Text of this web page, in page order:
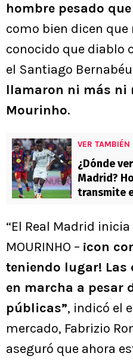
hombre pesado
como bien dicen
conocido que diablo
el Santiago
llamaron ni más ni
Mourinho.
VER TAMBIÉN
¿Dónde
Madrid?
transmite
“El Real Madrid inicia
MOURINHO – ¡con
teniendo lugar! Las
en marcha a pesar
públicas”, indicó el
mercado, Fabrizio
aseguró que ahora